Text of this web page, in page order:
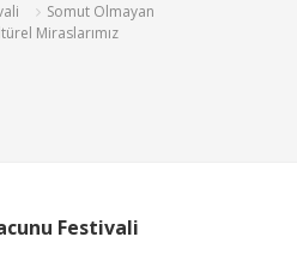
Somut Olmayan
Miraslarımız
Festivali